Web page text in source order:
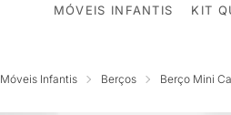
MÓVEIS INFANTIS KIT
Móveis Infantis Berços Berço Mini